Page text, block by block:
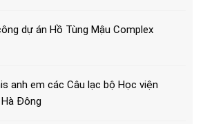
dự án Hồ Tùng Mậu Complex
anh em các Câu lạc bộ Học viện
Đông